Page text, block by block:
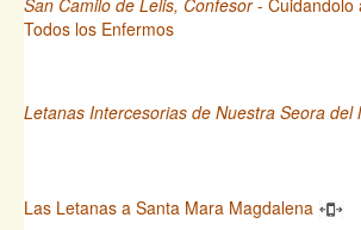
Todos los Enfermos
Letanas Intercesorias de Nuestra Seora del
Las Letanas a Santa Mara Magdalena